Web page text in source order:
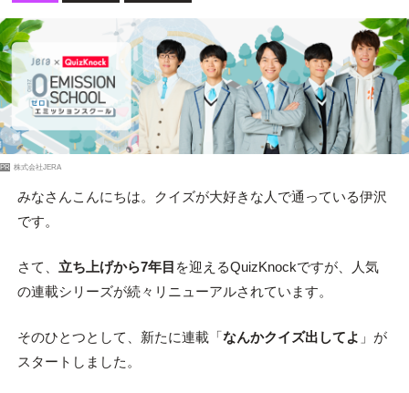
PR 株式会社JERA
みなさんこんにちは。クイズが大好きな人で通っている伊沢
です。
さて、 立ち上げから7年目 を迎えるQuizKnockですが、人気
の連載シリーズが続々リニューアルされています。
そのひとつとして、新たに連載「なんかクイズ出してよ 」が
スタートしました。